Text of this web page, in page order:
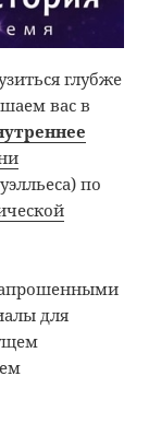
глубже
вас в
по
для